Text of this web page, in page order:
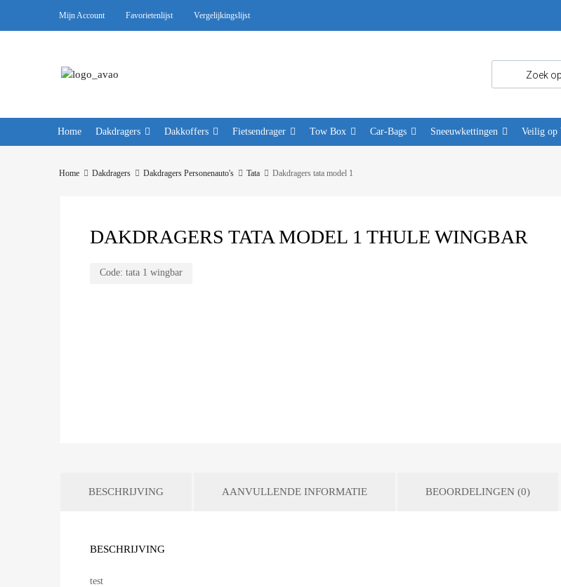
Mijn Account Favorietenlijst Vergelijkingslijst
Home Dakdragers Dakkoffers Fietsendrager Tow Box Car-Bags Sneeuwkettingen Veilig op
Home Dakdragers Dakdragers Personenauto's Tata Dakdragers tata model 1
DAKDRAGERS TATA MODEL 1 THULE WINGBAR
Code: tata 1 wingbar
BESCHRIJVING AANVULLENDE INFORMATIE BEOORDELINGEN (0)
BESCHRIJVING
test